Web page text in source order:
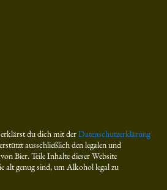
du dich mit derDatenschutzerklärung
ausschließlich den legalen und
Bier. Teile Inhalte dieser Website
alt genug sind, um Alkohol legal zu